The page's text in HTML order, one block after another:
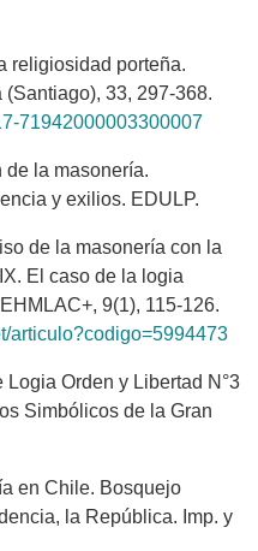
religiosidad porteña.
33, 297-368.
71942000003300007
de la masonería.
y exilios. EDULP.
de la masonería con la
El caso de la logia
9(1), 115-126.
articulo?codigo=5994473
Orden y Libertad N°3
Simbólicos de la Gran
en Chile. Bosquejo
la República. Imp. y